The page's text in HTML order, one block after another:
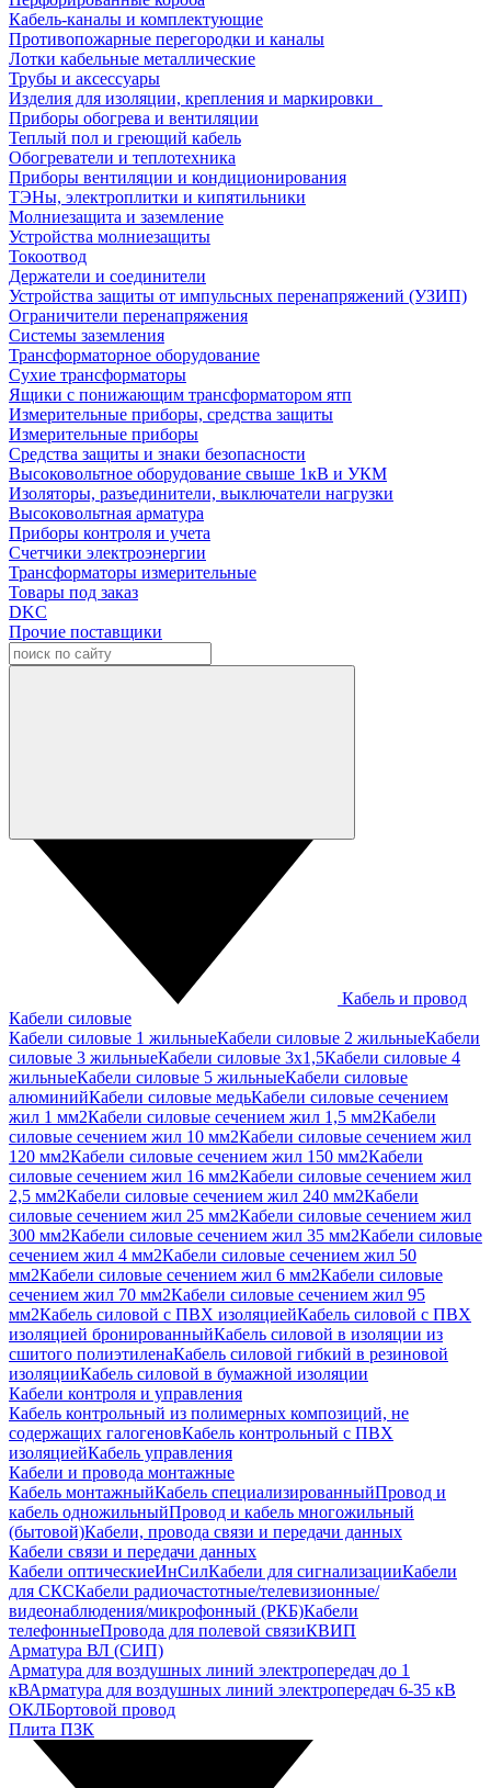
Кабель-каналы и комплектующие
Противопожарные перегородки и каналы
Лотки кабельные металлические
Трубы и аксессуары
Изделия для изоляции, крепления и маркировки
Приборы обогрева и вентиляции
Теплый пол и греющий кабель
Обогреватели и теплотехника
Приборы вентиляции и кондиционирования
ТЭНы, электроплитки и кипятильники
Молниезащита и заземление
Устройства молниезащиты
Токоотвод
Держатели и соединители
Устройства защиты от импульсных перенапряжений (УЗИП)
Ограничители перенапряжения
Системы заземления
Трансформаторное оборудование
Сухие трансформаторы
Ящики с понижающим трансформатором ятп
Измерительные приборы, средства защиты
Измерительные приборы
Средства защиты и знаки безопасности
Высоковольтное оборудование свыше 1кВ и УКМ
Изоляторы, разъединители, выключатели нагрузки
Высоковольтная арматура
Приборы контроля и учета
Счетчики электроэнергии
Трансформаторы измерительные
Товары под заказ
DKC
Прочие поставщики
Кабель и провод
Кабели силовые
Кабели силовые 1 жильныеКабели силовые 2 жильныеКабели
силовые 3 жильныеКабели силовые 3х1,5Кабели силовые 4
жильныеКабели силовые 5 жильныеКабели силовые
алюминийКабели силовые медьКабели силовые сечением
жил 1 мм2Кабели силовые сечением жил 1,5 мм2Кабели
силовые сечением жил 10 мм2Кабели силовые сечением жил
120 мм2Кабели силовые сечением жил 150 мм2Кабели
силовые сечением жил 16 мм2Кабели силовые сечением жил
2,5 мм2Кабели силовые сечением жил 240 мм2Кабели
силовые сечением жил 25 мм2Кабели силовые сечением жил
300 мм2Кабели силовые сечением жил 35 мм2Кабели силовые
сечением жил 4 мм2Кабели силовые сечением жил 50
мм2Кабели силовые сечением жил 6 мм2Кабели силовые
сечением жил 70 мм2Кабели силовые сечением жил 95
мм2Кабель силовой с ПВХ изоляциейКабель силовой с ПВХ
изоляцией бронированныйКабель силовой в изоляции из
сшитого полиэтиленаКабель силовой гибкий в резиновой
изоляцииКабель силовой в бумажной изоляции
Кабели контроля и управления
Кабель контрольный из полимерных композиций, не
содержащих галогеновКабель контрольный с ПВХ
изоляциейКабель управления
Кабели и провода монтажные
Кабель монтажныйКабель специализированныйПровод и
кабель одножильныйПровод и кабель многожильный
(бытовой)Кабели, провода связи и передачи данных
Кабели связи и передачи данных
Кабели оптическиеИнСилКабели для сигнализацииКабели
для СКСКабели радиочастотные/телевизионные/
видеонаблюдения/микрофонный (РКБ)Кабели
телефонныеПровода для полевой связиКВИП
Арматура ВЛ (СИП)
Арматура для воздушных линий электропередач до 1
кВАрматура для воздушных линий электропередач 6-35 кВ
ОКЛБортовой провод
Плита ПЗК